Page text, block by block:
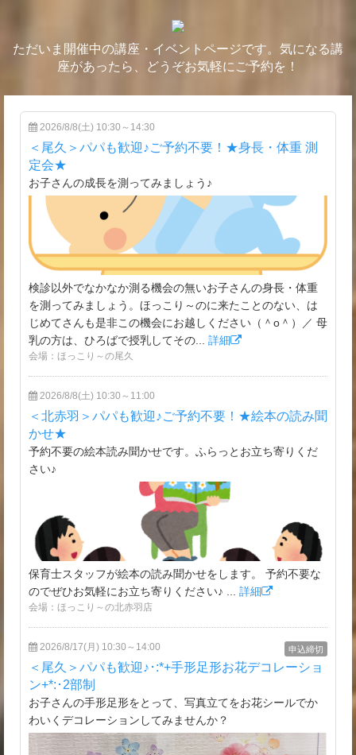
ただいま開催中の講座・イベントページです。気になる講
座があったら、どうぞお気軽にご予約を！